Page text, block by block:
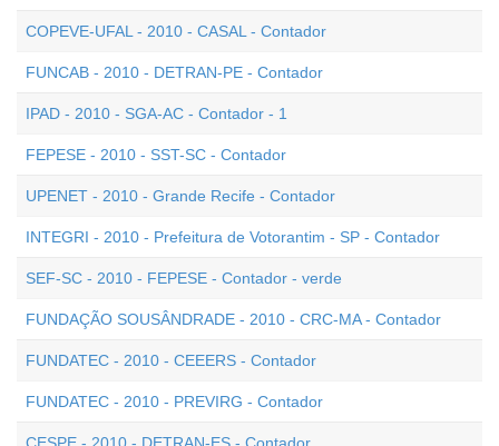
COPEVE-UFAL - 2010 - CASAL - Contador
FUNCAB - 2010 - DETRAN-PE - Contador
IPAD - 2010 - SGA-AC - Contador - 1
FEPESE - 2010 - SST-SC - Contador
UPENET - 2010 - Grande Recife - Contador
INTEGRI - 2010 - Prefeitura de Votorantim - SP - Contador
SEF-SC - 2010 - FEPESE - Contador - verde
FUNDAÇÃO SOUSÂNDRADE - 2010 - CRC-MA - Contador
FUNDATEC - 2010 - CEEERS - Contador
FUNDATEC - 2010 - PREVIRG - Contador